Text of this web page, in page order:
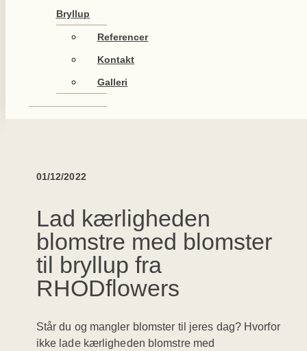
Bryllup
Referencer
Kontakt
Galleri
01/12/2022
Lad kærligheden
blomstre med blomster
til bryllup fra
RHODflowers
Står du og mangler blomster til jeres dag? Hvorfor
ikke lade kærligheden blomstre med